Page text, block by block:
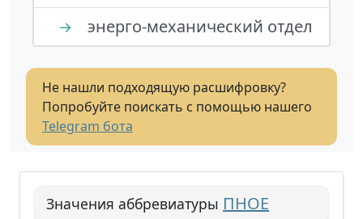
→ энерго-механический отдел
Не нашли подходящую расшифровку?
Попробуйте поискать с помощью нашего
Telegram бота
Значения аббревиатуры ПНОЕ